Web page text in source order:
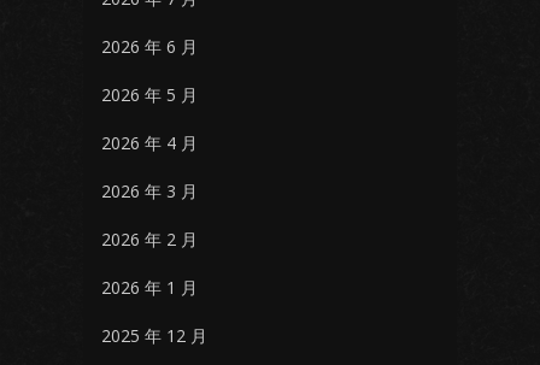
2026 年 6 月
2026 年 5 月
2026 年 4 月
2026 年 3 月
2026 年 2 月
2026 年 1 月
2025 年 12 月